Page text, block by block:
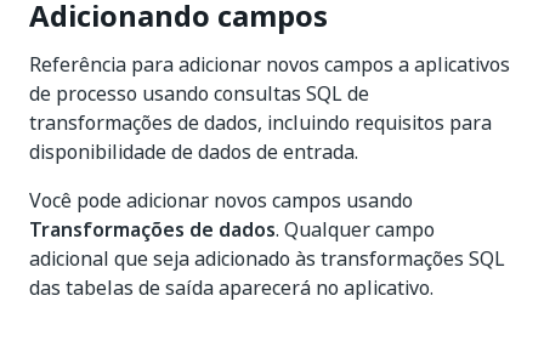
Adicionando campos
Referência para adicionar novos campos a aplicativos
de processo usando consultas SQL de
transformações de dados, incluindo requisitos para
disponibilidade de dados de entrada.
Você pode adicionar novos campos usando
Transformações de dados. Qualquer campo
adicional que seja adicionado às transformações SQL
das tabelas de saída aparecerá no aplicativo.